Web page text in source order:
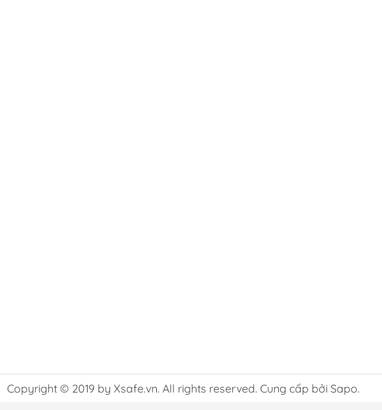
Copyright © 2019 by Xsafe.vn. All rights reserved. Cung cấp bởi Sapo.